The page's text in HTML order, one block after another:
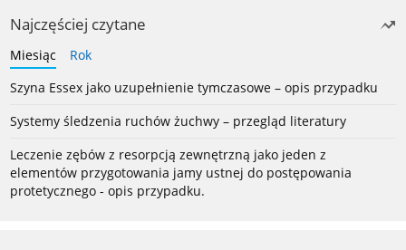
Najczęściej czytane
Miesiąc
Rok
Szyna Essex jako uzupełnienie tymczasowe – opis przypadku
Systemy śledzenia ruchów żuchwy – przegląd literatury
Leczenie zębów z resorpcją zewnętrzną jako jeden z
elementów przygotowania jamy ustnej do postępowania
protetycznego - opis przypadku.